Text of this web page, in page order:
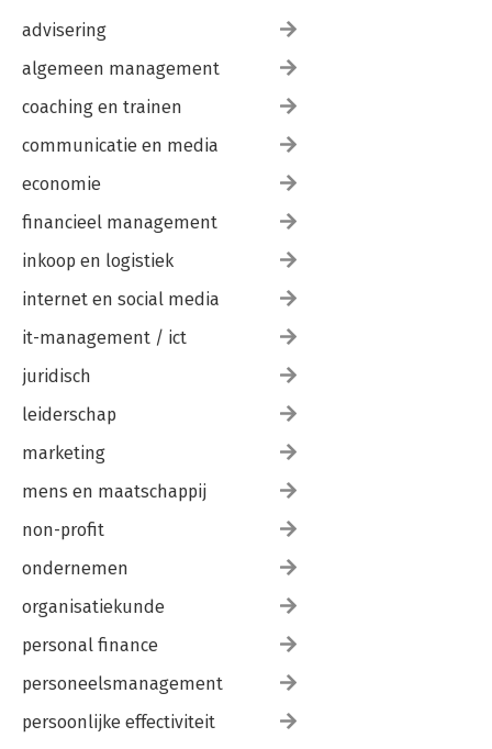
8.1 Ruimte binnen de grenzen 227
8.3 De casussen 239
Check-out 245
Dank, dank, dank! 246
Over Stephanie van Rossum 248
Index 252
advisering
algemeen management
coaching en trainen
communicatie en media
economie
financieel management
inkoop en logistiek
internet en social media
it-management / ict
juridisch
leiderschap
marketing
mens en maatschappij
non-profit
ondernemen
organisatiekunde
personal finance
personeelsmanagement
persoonlijke effectiviteit